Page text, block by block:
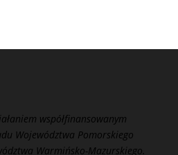
współfinansowanym
Województwa Pomorskiego
Warmińsko-Mazurskiego.